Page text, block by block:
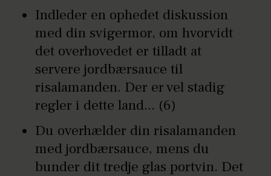
Indleder en ophedet diskussion
med din svigermor, om hvorvidt
det overhovedet er tilladt at
servere jordbærsauce til
risalamanden. Der er vel stadig
regler i dette land... (6)
Du overhælder din risalamanden
med jordbærsauce, mens du
bunder dit tredje glas portvin. Det